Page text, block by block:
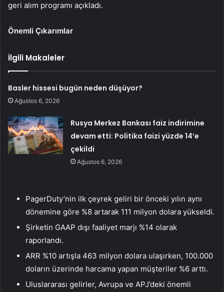
geri alım programı açıkladı.
Önemli Çıkarımlar
İlgili Makaleler
Basler hissesi bugün neden düşüyor?
Ağustos 6, 2026
Rusya Merkez Bankası faiz indirimine
devam etti: Politika faizi yüzde 14’e
çekildi
Ağustos 6, 2026
PagerDuty’nin ilk çeyrek geliri bir önceki yılın aynı
dönemine göre %8 artarak 111 milyon dolara yükseldi.
Şirketin GAAP dışı faaliyet marjı %14 olarak
raporlandı.
ARR %10 artışla 463 milyon dolara ulaşırken, 100.000
doların üzerinde harcama yapan müşteriler %6 arttı.
Uluslararası gelirler, Avrupa ve APJ’deki önemli